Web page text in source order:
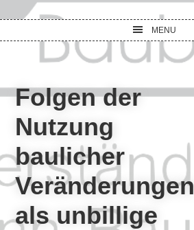
MENU
Folgen der
Nutzung
baulicher
Veränderungen
als unbillige